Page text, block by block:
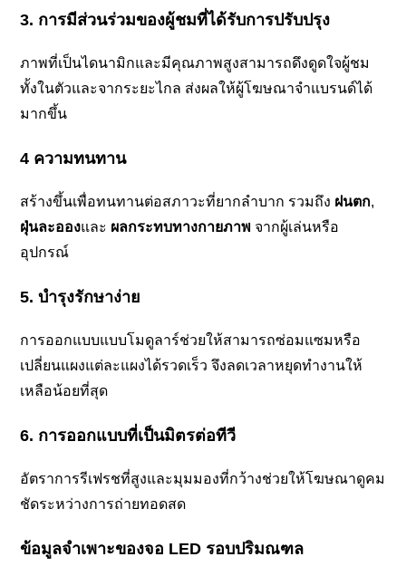
3. การมีส่วนร่วมของผู้ชมที่ได้รับการปรับปรุง
ภาพที่เป็นไดนามิกและมีคุณภาพสูงสามารถดึงดูดใจผู้ชม
ทั้งในตัวและจากระยะไกล ส่งผลให้ผู้โฆษณาจำแบรนด์ได้
มากขึ้น
4 ความทนทาน
สร้างขึ้นเพื่อทนทานต่อสภาวะที่ยากลำบาก รวมถึง ฝนตก,
ฝุ่นละอองและ ผลกระทบทางกายภาพ จากผู้เล่นหรือ
อุปกรณ์
5. บำรุงรักษาง่าย
การออกแบบแบบโมดูลาร์ช่วยให้สามารถซ่อมแซมหรือ
เปลี่ยนแผงแต่ละแผงได้รวดเร็ว จึงลดเวลาหยุดทำงานให้
เหลือน้อยที่สุด
6. การออกแบบที่เป็นมิตรต่อทีวี
อัตราการรีเฟรชที่สูงและมุมมองที่กว้างช่วยให้โฆษณาดูคม
ชัดระหว่างการถ่ายทอดสด
ข้อมูลจำเพาะของจอ LED รอบปริมณฑล